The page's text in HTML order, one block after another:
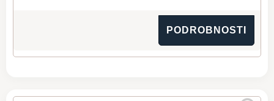
PODROBNOSTI